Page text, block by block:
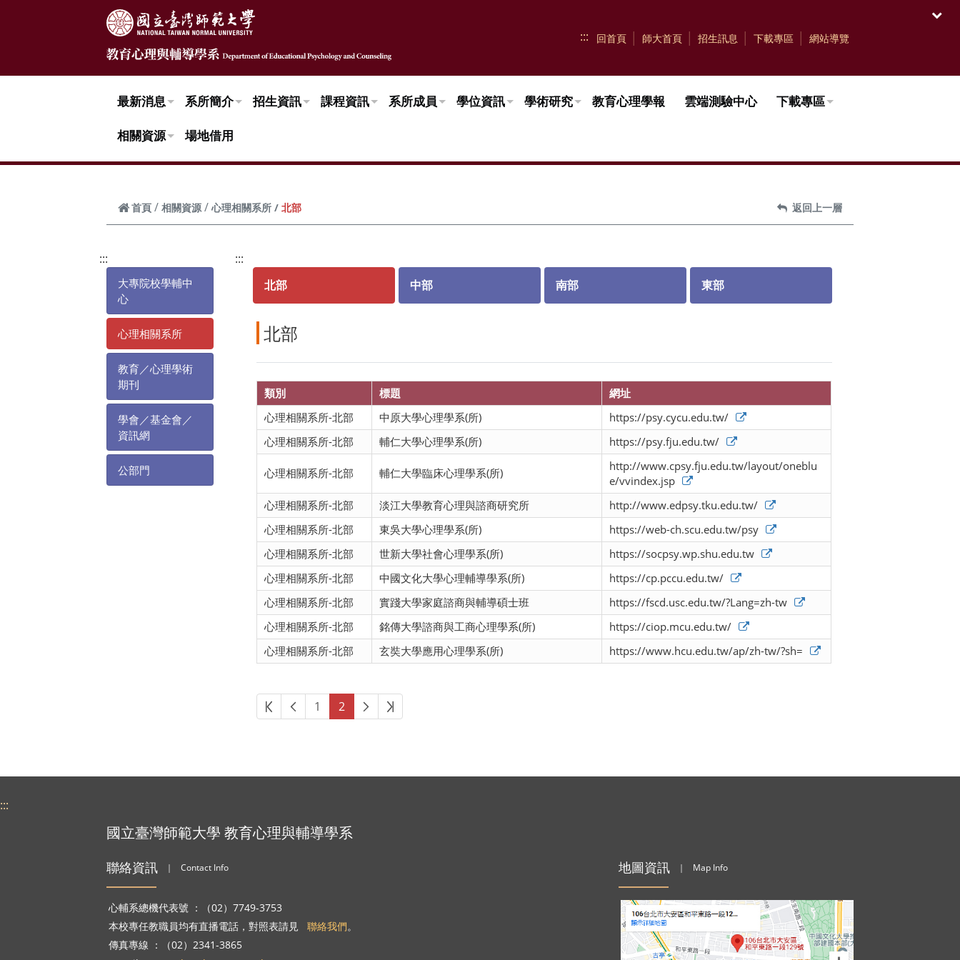
::: 回首頁 師大首頁 招生訊息 下載專區 網站導覽
最新消息 系所簡介 招生資訊 課程資訊 系所成員 學位資訊 學術研究 教育心理學報 雲端測驗中心 下載專區
相關資源 場地借用
首頁 相關資源 心理相關系所 北部 返回上一層
:::
大專院校學輔中
心
心理相關系所
教育／心理學術
期刊
學會／基金會／
資訊網
公部門
:::
北部
中部 南部 東部
北部
類別 標題
網址
心理相關系所-北部
中原大學心理學系(所)
https://psy.cycu.edu.tw/
心理相關系所-北部
輔仁大學心理學系(所) https://psy.fju.edu.tw/
心理相關系所-北部 輔仁大學臨床心理學系(所)
http://www.cpsy.fju.edu.tw/layout/oneblu
e/vvindex.jsp
心理相關系所-北部
淡江大學教育心理與諮商研究所
http://www.edpsy.tku.edu.tw/
心理相關系所-北部
東吳大學心理學系(所)
https://web-ch.scu.edu.tw/psy
心理相關系所-北部
世新大學社會心理學系(所)
https://socpsy.wp.shu.edu.tw
心理相關系所-北部
中國文化大學心理輔導學系(所)
https://cp.pccu.edu.tw/
心理相關系所-北部
實踐大學家庭諮商與輔導碩士班
https://fscd.usc.edu.tw/?Lang=zh-tw
心理相關系所-北部
銘傳大學諮商與工商心理學系(所)
https://ciop.mcu.edu.tw/
心理相關系所-北部
玄奘大學應用心理學系(所) https://www.hcu.edu.tw/ap/zh-tw/?sh=
第一頁上一頁
1 2 下一頁最後頁
:::
國立臺灣師範大學 教育心理與輔導學系
聯絡資訊 ｜ Contact Info
心輔系總機代表號 ：（02）7749-3753
本校專任教職員均有直播電話，對照表請見 聯絡我們。
傳真專線 ：（02）2341-3865
地圖資訊 ｜ Map Info